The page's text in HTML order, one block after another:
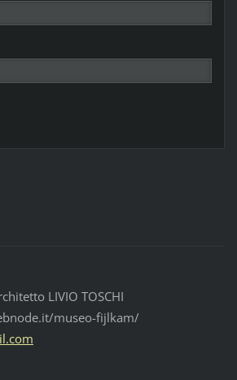
LIVIO TOSCHI
museo-fijlkam/